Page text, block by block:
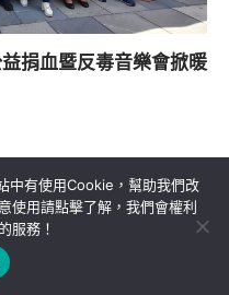
捐血暨反毒音樂會掀暖
策 聯絡我們
News
中有使用Cookie，幫助我們改
使用請點擊了解，我們會權利
服務！